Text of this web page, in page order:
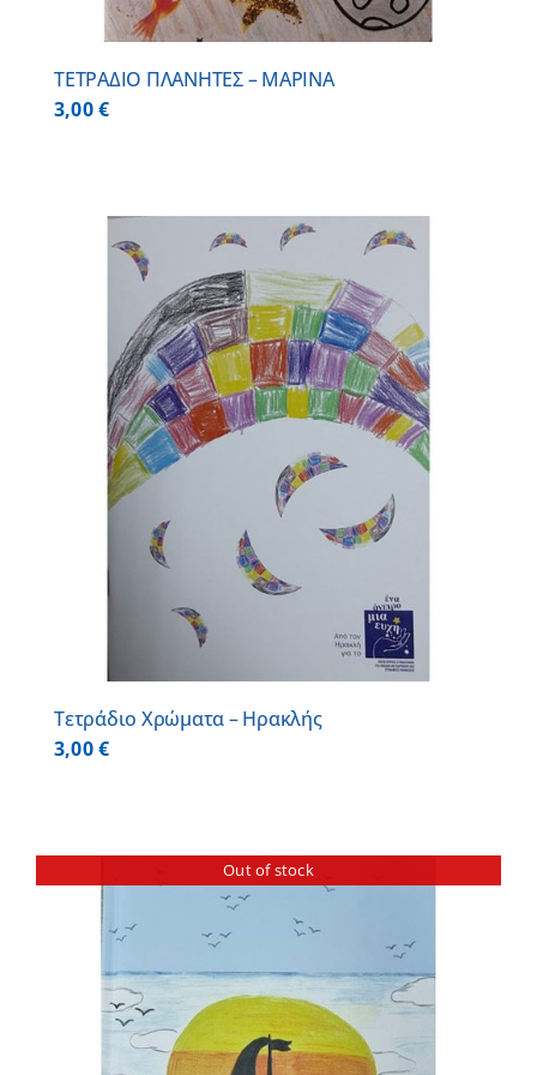
ΤΕΤΡΑΔΙΟ ΠΛΑΝΗΤΕΣ – ΜΑΡΙΝΑ
3,00€
Τετράδιο Χρώματα – Ηρακλής
3,00€
Out of stock